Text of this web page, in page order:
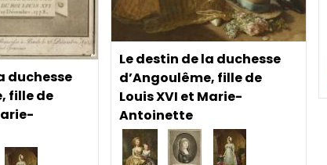
Le destin de la duchesse
d’Angoulême, fille de
Louis XVI et Marie-
Antoinette
duchesse
fille de